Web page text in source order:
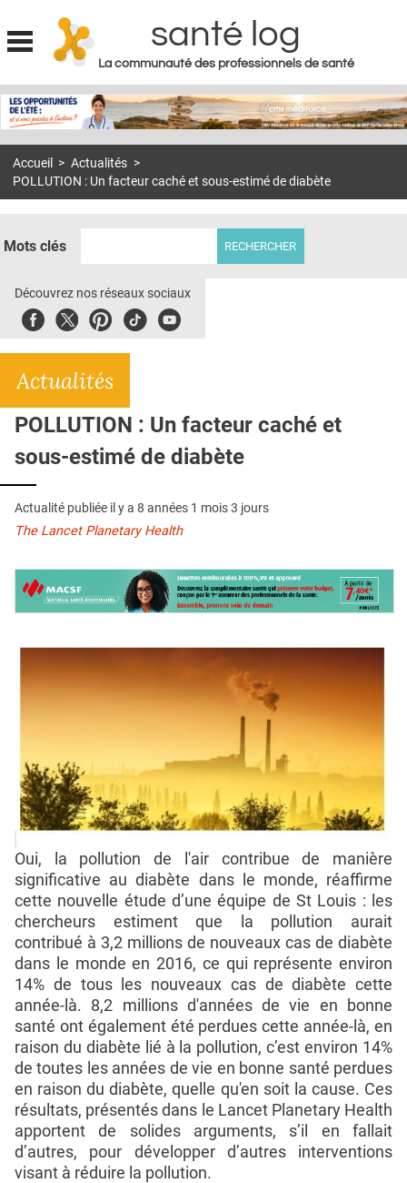
Jump to navigation
santé log
La communauté des professionnels de santé
MON COMPTE
S'ABONNER À LA REVUE SOIN À DOMICILE
DOSSIERS
E-REVUE SAD
L'APP
QUI SOMMES-NOUS ?
PUBLICITÉ
CONDITIONS GÉNÉRALES
CONTACT
Accueil > Actualités >
POLLUTION : Un facteur caché et sous-estimé de diabète
Mots clés
Découvrez nos réseaux sociaux
FacebookTwitterPinterest
TiktokYoubute
Actualités
POLLUTION : Un facteur caché et
sous-estimé de diabète
Actualité publiée il y a 8 années 1 mois 3 jours
The Lancet Planetary Health
Oui, la pollution de l'air contribue de manière
significative au diabète dans le monde, réaffirme
cette nouvelle étude d’une équipe de St Louis : les
chercheurs estiment que la pollution aurait
contribué à 3,2 millions de nouveaux cas de diabète
dans le monde en 2016, ce qui représente environ
14% de tous les nouveaux cas de diabète cette
année-là. 8,2 millions d'années de vie en bonne
santé ont également été perdues cette année-là, en
raison du diabète lié à la pollution, c’est environ 14%
de toutes les années de vie en bonne santé perdues
en raison du diabète, quelle qu'en soit la cause. Ces
résultats, présentés dans le Lancet Planetary Health
apportent de solides arguments, s’il en fallait
d’autres, pour développer d’autres interventions
visant à réduire la pollution.